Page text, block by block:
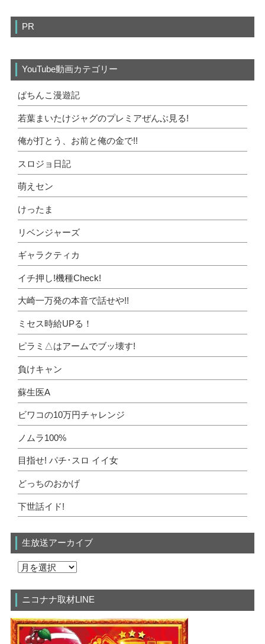
PR
YouTube動画カテゴリー
ぱちんこ漫遊記
若葉まいたけジャグのプレミアぜんぶ見る!
俺が打とう、お前と俺の金で!!
スロジョ日記
萌えセン
けったま
リベンジャーズ
ギャラクティカ
イチ押し!機種Check!
大崎一万発の本音で話せや!!
ミセス時給UPる！
ピラミ△はアームでブッ壊す!
負けキャン
蘇生医A
ビワコの10万円チャレンジ
ノムラ100%
目指せ! パチ･スロ イイ女
どっちのおかげ
下世話イド!
生放送アーカイブ
ニコナナ取材LINE